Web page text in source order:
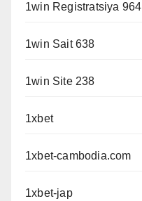
1win Registratsiya 964
1win Sait 638
1win Site 238
1xbet
1xbet-cambodia.com
1xbet-jap